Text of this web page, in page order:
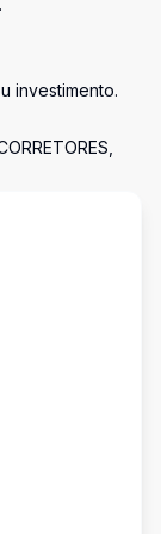
investimento.